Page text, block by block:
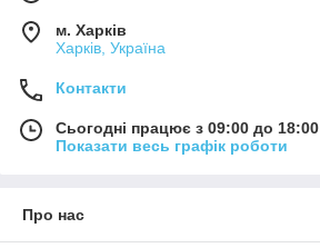
м. Харків
Харків, Україна
Контакти
Сьогодні працює з 09:00 до 18:00
Показати весь графік роботи
Про нас